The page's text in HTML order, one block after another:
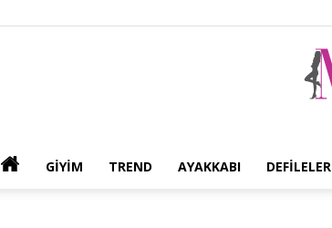
GIYIM TREND AYAKKABI DEFILELER